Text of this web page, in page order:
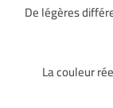
De légères
La couleur